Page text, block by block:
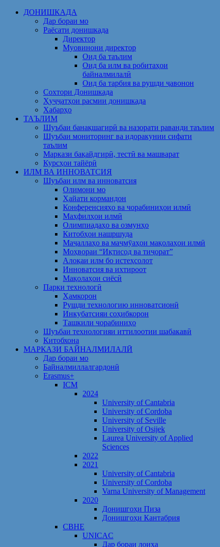
Skip
ДОНИШКАДА
Дар бораи мо
Раёсати донишкада
Директор
Муовинони директор
Оид ба таълим
Оид ба илм ва робитаҳои
байналмилалӣ
Оид ба тарбия ва рушди ҷавонон
Сохтори Донишкада
Ҳуҷҷатҳои расмии донишкада
Хабарҳо
ТАЪЛИМ
Шуъбаи банақшагирӣ ва назорати раванди таълим
Шуъбаи мониторинг ва идоракунии сифати
таълим
Маркази бақайдгирӣ, тестӣ ва машварат
Курсҳои тайёрӣ
ИЛМ ВА ИННОВАТСИЯ
Шуъбаи илм ва инноватсия
Олимони мо
Ҳайати кормандон
Конференсияҳо ва чорабиниҳои илмӣ
Маҳфилҳои илмӣ
Олимпиадаҳо ва озмунҳо
Китобҳои нашршуда
Маҷаллаҳо ва маҷмӯаҳои мақолаҳои илмӣ
Моҳвораи “Иқтисод ва тиҷорат”
Алоқаи илм бо истеҳсолот
Инноватсия ва ихтироот
Мақолаҳои сиёсӣ
Парки технологӣ
Ҳамкорон
Рушди технологию инноватсионӣ
Инкубатсияи соҳибкорон
Ташкили чорабиниҳо
Шуъбаи технологияи иттилоотии шабакавӣ
Китобхона
МАРКАЗИ БАЙНАЛМИЛАЛӢ
Дар бораи мо
Байналмиллалгардонӣ
Erasmus+
ICM
2024
University of Cantabria
University of Cordoba
University of Seville
University of Osijek
Laurea University of Applied
Sciences
2022
2021
University of Cantabria
University of Cordoba
Varna University of Management
2020
Донишгоҳи Пиза
Донишгоҳи Кантабрия
CBHE
UNICAC
Дар бораи лоиҳа